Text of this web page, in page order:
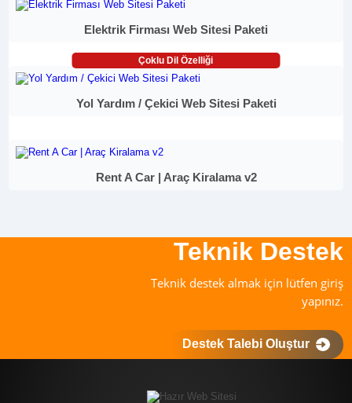
Elektrik Firması Web Sitesi Paketi
Çoklu Dil Özelliği
Yol Yardım / Çekici Web Sitesi Paketi
Rent A Car | Araç Kiralama v2
Teknik Destek
Teknik destek almak için lütfen giriş
yapınız.
Destek Talebi Oluştur